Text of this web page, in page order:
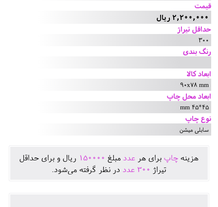
قیمت
2,200,000 ریال
حداقل تیراژ
300
رنگ بندی
ابعاد کالا
90x78 mm
ابعاد محل چاپ
45*45 mm
نوع چاپ
سابلی میشن
هزينه چاپ برای هر عدد مبلغ 150000 ريال و برای حداقل
تيراژ 300 عدد در نظر گرفته می‌شود.